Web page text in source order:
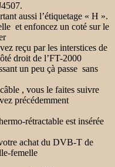
aussi l’étiquetage « H ».
et enfoncez un coté sur le
reçu par les interstices de
droit de l’FT-2000
un peu çà passe sans
, vous le faites suivre
précédemment
rétractable est insérée
achat du DVB-T de
femelle